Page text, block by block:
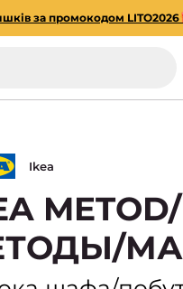
за промокодом
Ikea